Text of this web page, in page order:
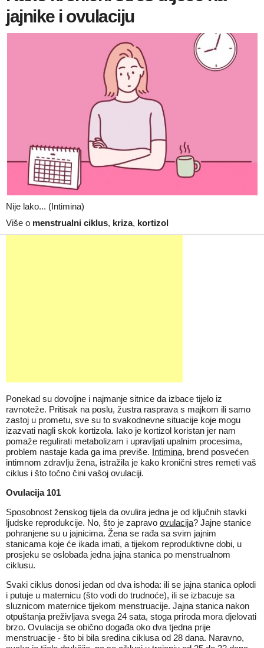
jajnike i ovulaciju
Nije lako... (Intimina)
Više o menstrualni ciklus, kriza, kortizol
Ponekad su dovoljne i najmanje sitnice da izbace tijelo iz
ravnoteže. Pritisak na poslu, žustra rasprava s majkom ili samo
zastoj u prometu, sve su to svakodnevne situacije koje mogu
izazvati nagli skok kortizola. Iako je kortizol koristan jer nam
pomaže regulirati metabolizam i upravljati upalnim procesima,
problem nastaje kada ga ima previše. Intimina, brend posvećen
intimnom zdravlju žena, istražila je kako kronični stres remeti vaš
ciklus i što točno čini vašoj ovulaciji.
Ovulacija 101
Sposobnost ženskog tijela da ovulira jedna je od ključnih stavki
ljudske reprodukcije. No, što je zapravo ovulacija? Jajne stanice
pohranjene su u jajnicima. Žena se rađa sa svim jajnim
stanicama koje će ikada imati, a tijekom reproduktivne dobi, u
prosjeku se oslobađa jedna jajna stanica po menstrualnom
ciklusu.
Svaki ciklus donosi jedan od dva ishoda: ili se jajna stanica oplodi
i putuje u maternicu (što vodi do trudnoće), ili se izbacuje sa
sluznicom maternice tijekom menstruacije. Jajna stanica nakon
otpuštanja preživljava svega 24 sata, stoga priroda mora djelovati
brzo. Ovulacija se obično događa oko dva tjedna prije
menstruacije - što bi bila sredina ciklusa od 28 dana. Naravno,